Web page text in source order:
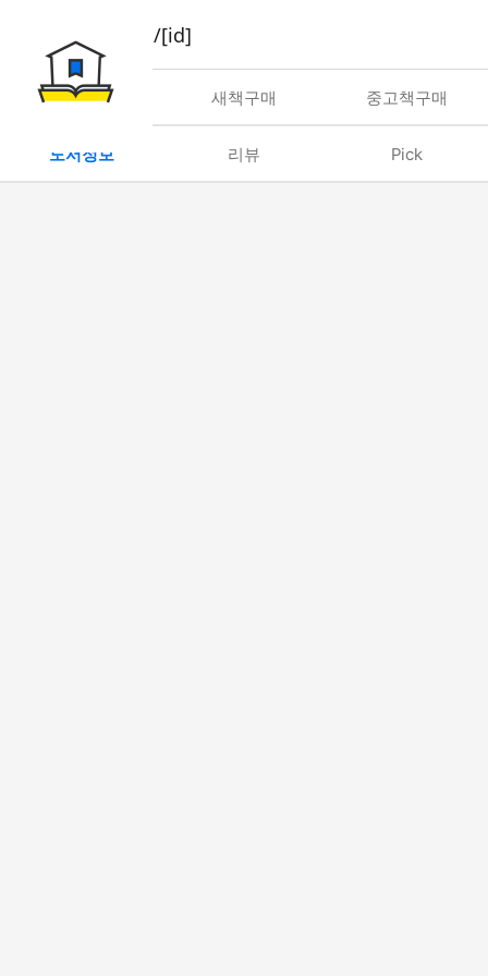
book/rent/[id]
대여 새책구매 중고책구매
도서정보 리뷰 Pick